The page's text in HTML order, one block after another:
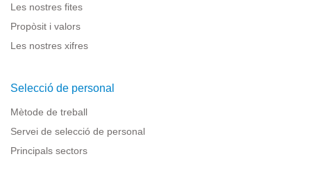
Les nostres fites
Propòsit i valors
Les nostres xifres
Selecció de personal
Mètode de treball
Servei de selecció de personal
Principals sectors